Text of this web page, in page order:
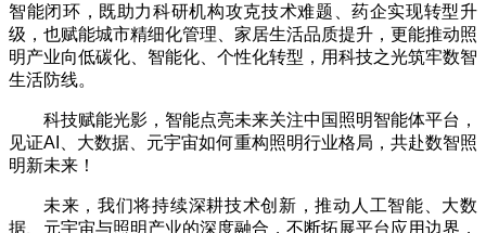
智能闭环，既助力科研机构攻克技术难题、药企实现转型升
级，也赋能城市精细化管理、家居生活品质提升，更能推动照
明产业向低碳化、智能化、个性化转型，用科技之光筑牢数智
生活防线。
科技赋能光影，智能点亮未来关注中国照明智能体平台，
见证AI、大数据、元宇宙如何重构照明行业格局，共赴数智照
明新未来！
未来，我们将持续深耕技术创新，推动人工智能、大数
据、元宇宙与照明产业的深度融合，不断拓展平台应用边界，